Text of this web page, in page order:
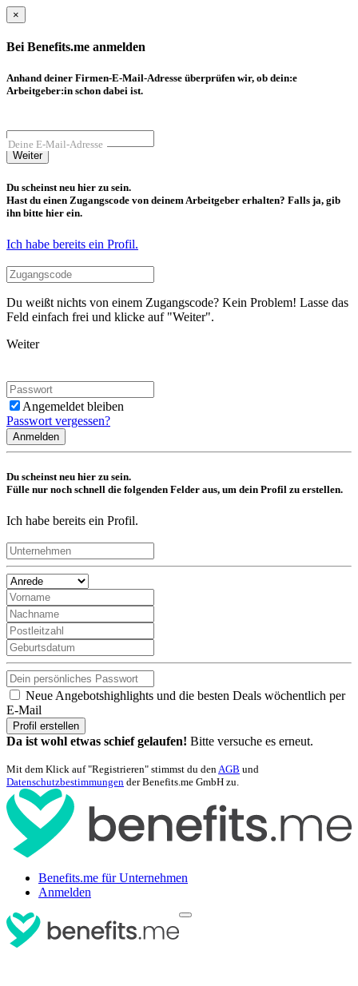
×
Bei Benefits.me anmelden
Anhand deiner Firmen-E-Mail-Adresse überprüfen wir, ob dein:e
Arbeitgeber:in schon dabei ist.
Deine E-Mail-Adresse
Weiter
Du scheinst neu hier zu sein.
Hast du einen Zugangscode von deinem Arbeitgeber erhalten? Falls ja, gib
ihn bitte hier ein.
Ich habe bereits ein Profil.
Du weißt nichts von einem Zugangscode? Kein Problem! Lasse das
Feld einfach frei und klicke auf "Weiter".
Weiter
Angemeldet bleiben
Passwort vergessen?
Anmelden
Du scheinst neu hier zu sein.
Fülle nur noch schnell die folgenden Felder aus, um dein Profil zu erstellen.
Ich habe bereits ein Profil.
Neue Angebotshighlights und die besten Deals wöchentlich per
E-Mail
Profil erstellen
Da ist wohl etwas schief gelaufen! Bitte versuche es erneut.
Mit dem Klick auf "Registrieren" stimmst du denAGB und
Datenschutzbestimmungen der Benefits.me GmbH zu.
Benefits.me für Unternehmen
Anmelden